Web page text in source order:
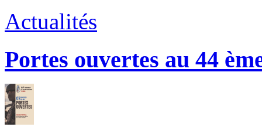
Actualités
Portes ouvertes au 44